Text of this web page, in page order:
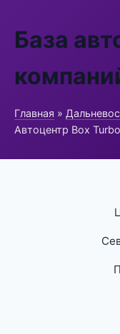
База
Главная »
Автоцентр Box